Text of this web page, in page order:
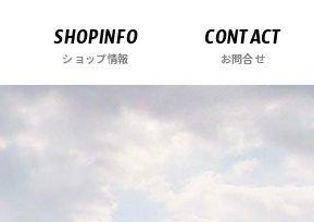
SHOPINFO
ショップ情報 CONTACT
お問合せ